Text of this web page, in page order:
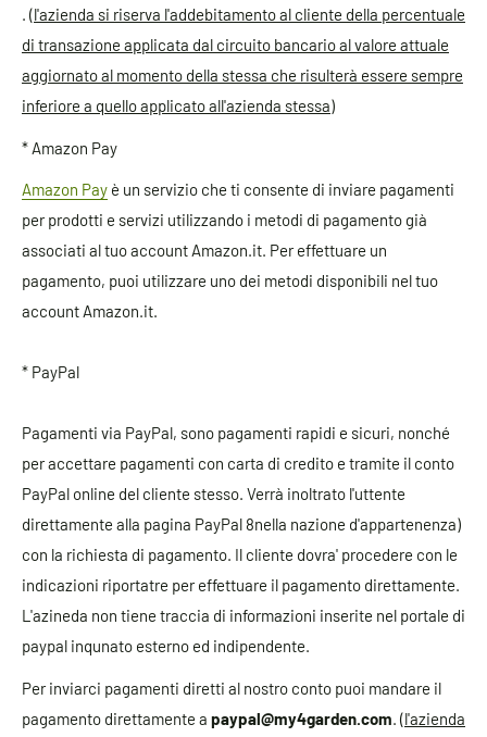
. (l'azienda si riserva l'addebitamento al cliente della percentuale
di transazione applicata dal circuito bancario al valore attuale
aggiornato al momento della stessa che risulterà essere sempre
inferiore a quello applicato all'azienda stessa)
* Amazon Pay
Amazon Pay è un servizio che ti consente di inviare pagamenti
per prodotti e servizi utilizzando i metodi di pagamento già
associati al tuo account Amazon.it. Per effettuare un
pagamento, puoi utilizzare uno dei metodi disponibili nel tuo
account Amazon.it.
* PayPal
Pagamenti via PayPal, sono pagamenti rapidi e sicuri, nonché
per accettare pagamenti con carta di credito e tramite il conto
PayPal online del cliente stesso. Verrà inoltrato l'uttente
direttamente alla pagina PayPal 8nella nazione d'appartenenza)
con la richiesta di pagamento. Il cliente dovra' procedere con le
indicazioni riportatre per effettuare il pagamento direttamente.
L'azineda non tiene traccia di informazioni inserite nel portale di
paypal inqunato esterno ed indipendente.
Per inviarci pagamenti diretti al nostro conto puoi mandare il
pagamento direttamente a paypal@my4garden.com. (l'azienda